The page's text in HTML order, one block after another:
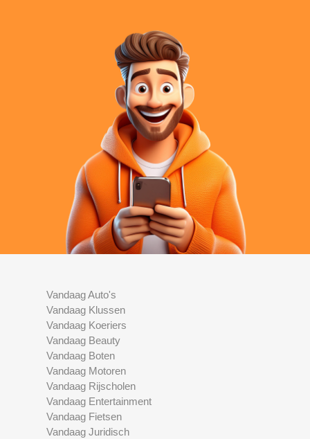
Vandaag Auto's
Vandaag Klussen
Vandaag Koeriers
Vandaag Beauty
Vandaag Boten
Vandaag Motoren
Vandaag Rijscholen
Vandaag Entertainment
Vandaag Fietsen
Vandaag Juridisch